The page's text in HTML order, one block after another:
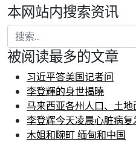
本网站内搜索资讯
被阅读最多的文章
习近平答美国记者问
李登輝的身世揭曉
马来西亚各州人口、土
李登辉今天凌晨心脏病复
木姐和畹町 缅甸和中国